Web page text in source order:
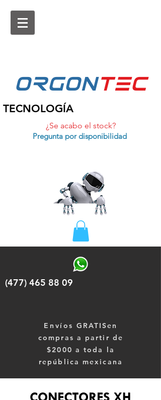
ORGONtEc
TECNOLOGÍA
¿Se acabo el stock?
Pregunta por disponibilidad
(477) 465 88 09
Envíos GRATISen
compras a partir de
$2000 a toda la
república mexicana